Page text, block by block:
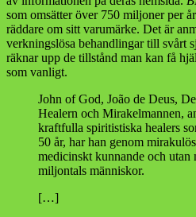
som omsätter över 750 miljoner per
räddare om sitt varumärke. Det är
verkningslösa behandlingar till svårt
räknar upp de tillstånd man kan få
som vanligt.
John of God, João de Deus,
Healern och Mirakelmannen,
kraftfulla spiritistiska healers
50 år, har han genom
medicinskt kunnande och utan
miljontals människor.
[…]